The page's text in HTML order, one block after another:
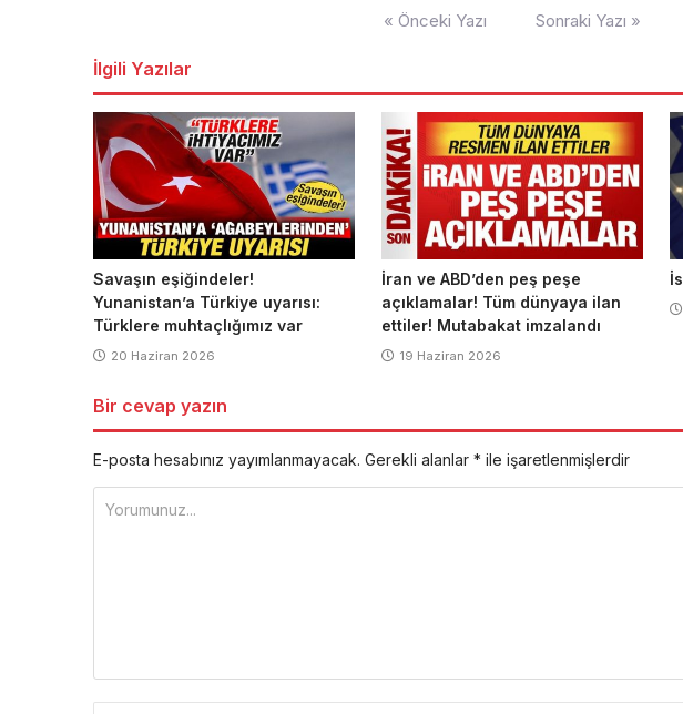
« Önceki Yazı Sonraki Yazı »
İlgili Yazılar
Savaşın eşiğindeler!
Yunanistan’a Türkiye uyarısı:
Türklere muhtaçlığımız var
20 Haziran 2026
İran ve ABD’den peş peşe
açıklamalar! Tüm dünyaya ilan
ettiler! Mutabakat imzalandı
19 Haziran 2026
Bir cevap yazın
E-posta hesabınız yayımlanmayacak. Gerekli alanlar * ile işaretlenmişlerdir